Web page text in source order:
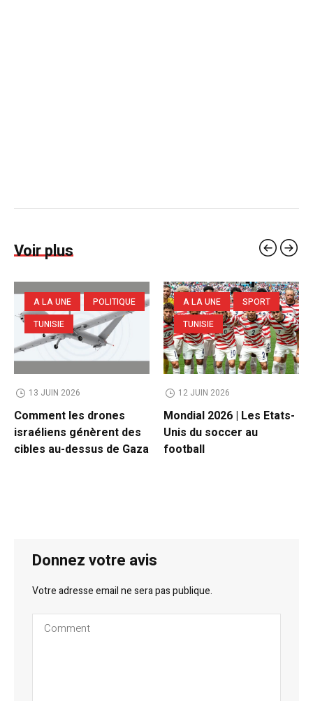
Voir plus
A LA UNE
POLITIQUE
TUNISIE
13 JUIN 2026
Comment les drones
israéliens génèrent des
cibles au-dessus de Gaza
A LA UNE
SPORT
TUNISIE
12 JUIN 2026
Mondial 2026 | Les Etats-
Unis du soccer au
football
Donnez votre avis
Votre adresse email ne sera pas publique.